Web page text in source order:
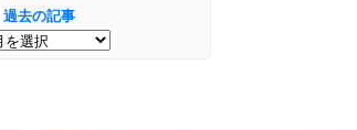
過去の記事